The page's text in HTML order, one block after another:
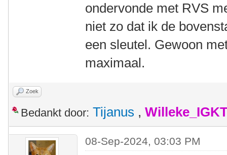
ondervonde met RVS
niet zo dat ik de
een sleutel. Gewoon
maximaal.
Zoek
Bedankt door: Tijanus ,
08-Sep-2024, 03:03 PM